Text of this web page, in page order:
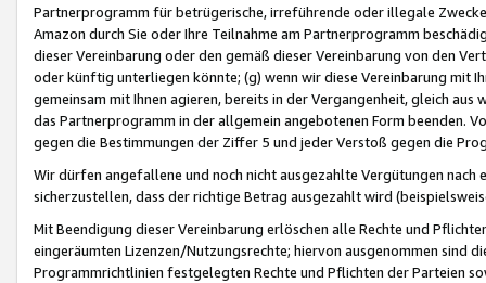
Partnerprogramm für betrügerische, irreführende oder illegale
Amazon durch Sie oder Ihre Teilnahme am Partnerprogramm
dieser Vereinbarung oder den gemäß dieser Vereinbarung von den
oder künftig unterliegen könnte; (g) wenn wir diese Vereinbarung mit
gemeinsam mit Ihnen agieren, bereits in der Vergangenheit, gleich
das Partnerprogramm in der allgemein angebotenen Form beenden.
gegen die Bestimmungen der Ziffer 5 und jeder Verstoß gegen die
Wir dürfen angefallene und noch nicht ausgezahlte Vergütungen
sicherzustellen, dass der richtige Betrag ausgezahlt wird
Mit Beendigung dieser Vereinbarung erlöschen alle Rechte und
eingeräumten Lizenzen/Nutzungsrechte; hiervon ausgenommen sind
Programmrichtlinien festgelegten Rechte und Pflichten der Parteien